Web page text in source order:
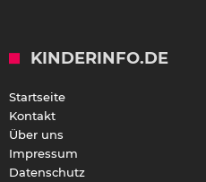
KINDERINFO.DE
Startseite
Kontakt
Über uns
Impressum
Datenschutz